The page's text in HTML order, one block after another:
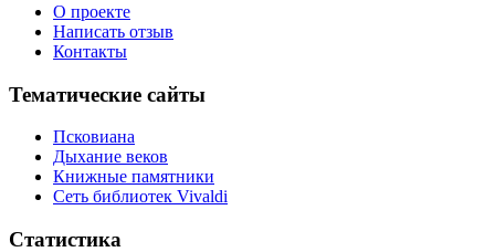
О проекте
Написать отзыв
Контакты
Тематические сайты
Псковиана
Дыхание веков
Книжные памятники
Сеть библиотек Vivaldi
Статистика